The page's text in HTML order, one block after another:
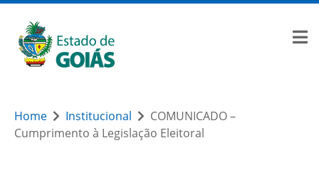
Home Institucional
COMUNICADO –
Cumprimento à Legislação Eleitoral